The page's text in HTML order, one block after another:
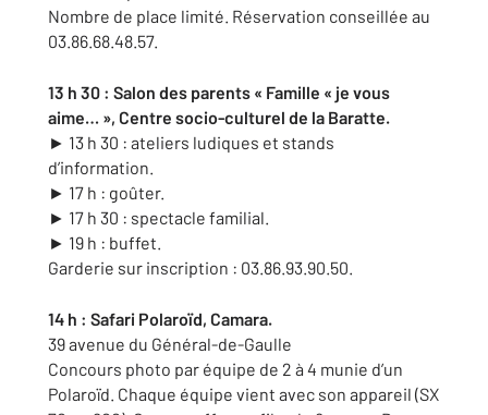
Nombre de place limité. Réservation conseillée au
03.86.68.48.57.
13 h 30 : Salon des parents « Famille « je vous
aime… », Centre socio-culturel de la Baratte.
► 13 h 30 : ateliers ludiques et stands
d’information.
► 17 h : goûter.
► 17 h 30 : spectacle familial.
► 19 h : buffet.
Garderie sur inscription : 03.86.93.90.50.
14 h : Safari Polaroïd, Camara.
39 avenue du Général-de-Gaulle
Concours photo par équipe de 2 à 4 munie d’un
Polaroïd. Chaque équipe vient avec son appareil (SX